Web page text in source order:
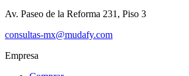
Av. Paseo de la Reforma 231, Piso 3
consultas-mx@mudafy.com
Empresa